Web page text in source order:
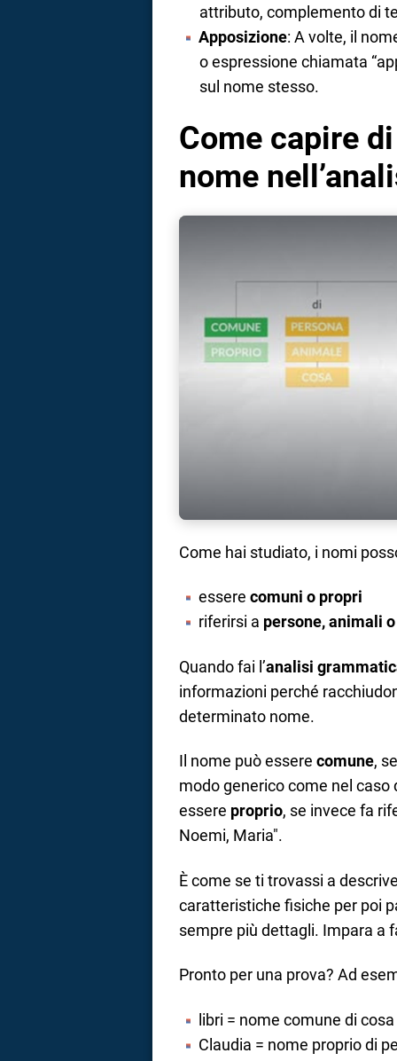
attributo, complemento di
Apposizione: A volte, il
o espressione chiamata
sul nome stesso.
Come capire
nome
Come hai studiato, i nomi
essere comuni o propri
riferirsi a persone, animali
Quando fai l’analisi
informazioni perché
determinato nome.
Il nome può essere comune,
modo generico come nel caso
essere proprio, se invece fa
Noemi, Maria".
È come se ti trovassi a
caratteristiche fisiche per poi
sempre più dettagli. Impara a
Pronto per una prova? Ad
libri = nome comune di cosa
Claudia = nome proprio di